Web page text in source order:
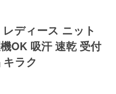
レディース ニット
OK 吸汗 速乾 受付
ラク